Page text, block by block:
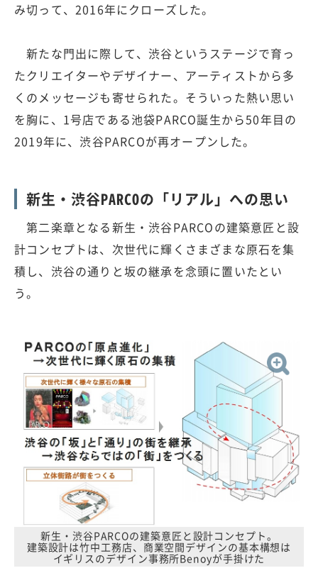
み切って、2016年にクローズした。
新たな門出に際して、渋谷というステージで育っ
たクリエイターやデザイナー、アーティストから多
くのメッセージも寄せられた。そういった熱い思い
を胸に、1号店である池袋PARCO誕生から50年目の
2019年に、渋谷PARCOが再オープンした。
新生・渋谷PARCOの「リアル」への思い
第二楽章となる新生・渋谷PARCOの建築意匠と設
計コンセプトは、次世代に輝くさまざまな原石を集
積し、渋谷の通りと坂の継承を念頭に置いたとい
う。
新生・渋谷PARCOの建築意匠と設計コンセプト。
建築設計は竹中工務店、商業空間デザインの基本構想は
イギリスのデザイン事務所Benoyが手掛けた